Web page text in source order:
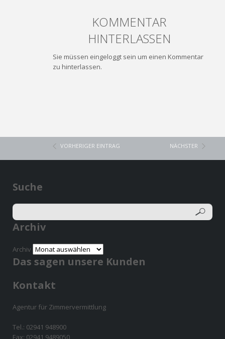
KOMMENTAR
HINTERLASSEN
Sie müssen eingeloggt sein um einen Kommentar
zu hinterlassen.
VORHERIGER EINTRAG NÄCHSTER
Suche
Archiv
Archiv
Das sagen unsere Kunden
Kontakt
Agentur für Zimmervermittlung
Tel.: 02941 948900
Fax: 02941 9489050